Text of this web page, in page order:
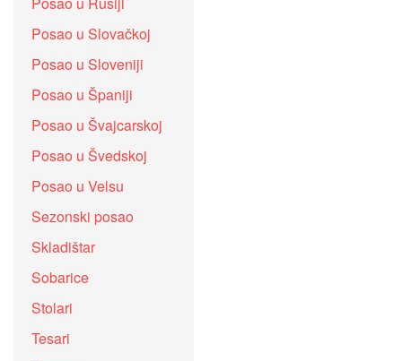
Posao u Slovačkoj
Posao u Sloveniji
Posao u Španiji
Posao u Švajcarskoj
Posao u Švedskoj
Posao u Velsu
Sezonski posao
Skladištar
Sobarice
Stolari
Tesari